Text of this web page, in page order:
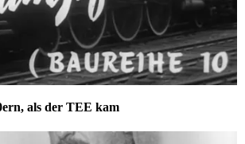
als der TEE kam